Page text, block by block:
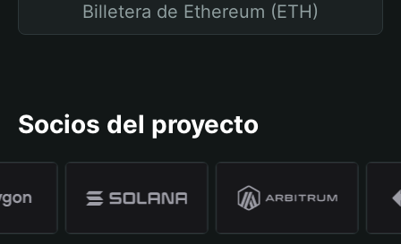
Billetera de Ethereum (ETH)
Socios del proyecto